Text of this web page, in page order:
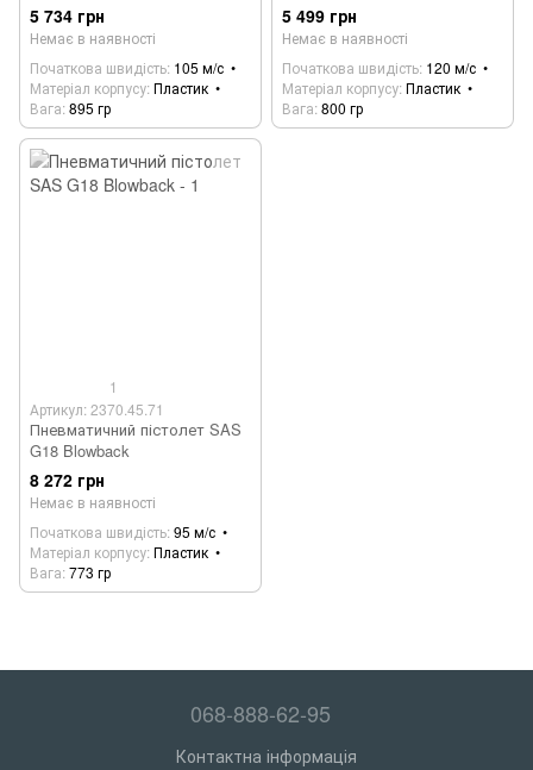
5 734 грн
Немає в наявності
Початкова швидість 105 м/с
Матеріал корпусу Пластик
Вага 895 гр
5 499 грн
Немає в наявності
Початкова швидість 120 м/с
Матеріал корпусу Пластик
Вага 800 гр
1
Артикул: 2370.45.71
Пневматичний пістолет SAS
G18 Blowback
8 272 грн
Немає в наявності
Початкова швидість 95 м/с
Матеріал корпусу Пластик
Вага 773 гр
068-888-62-95
Контактна інформація